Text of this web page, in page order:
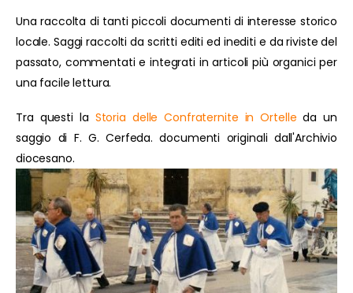
Una raccolta di tanti piccoli documenti di interesse storico
locale. Saggi raccolti da scritti editi ed inediti e da riviste del
passato, commentati e integrati in articoli più organici per
una facile lettura.
Tra questi la Storia delle Confraternite in Ortelle da un
saggio di F. G. Cerfeda. documenti originali dall'Archivio
diocesano.